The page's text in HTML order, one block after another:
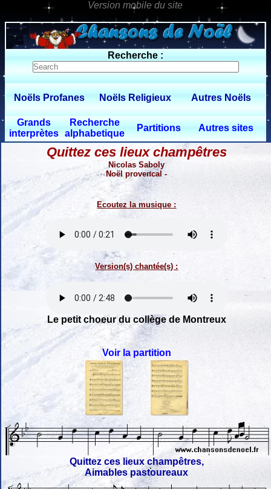
0 $limitbot 1 $limittot 2
Recherche :
Noëls Profanes Noëls Religieux Autres Noëls
Grands
interprètes
Recherche
alphabetique
Partitions Autres sites
Quittez ces lieux champêtres
Nicolas Saboly
Noël provencal -
Ecoutez la musique :
Version(s) chantée(s) :
Le petit choeur du collège de Montreux
Voir la partition
Quittez ces lieux champêtres,
Aimables pastoureaux